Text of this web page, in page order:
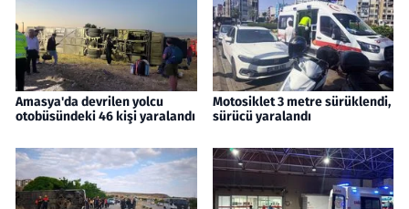
Amasya'da devrilen yolcu
otobüsündeki 46 kişi yaralandı
Motosiklet 3 metre sürüklendi,
sürücü yaralandı